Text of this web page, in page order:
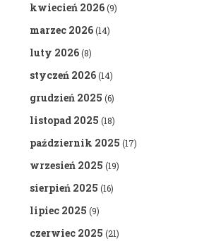
kwiecień 2026(9)
marzec 2026(14)
luty 2026(8)
styczeń 2026(14)
grudzień 2025 (6)
listopad 2025 (18)
październik 2025 (17)
wrzesień 2025 (19)
sierpień 2025 (16)
lipiec 2025 (9)
czerwiec 2025 (21)